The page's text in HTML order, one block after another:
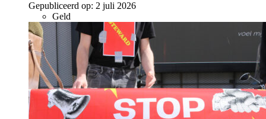
Gepubliceerd op: 2 juli 2026
Geld